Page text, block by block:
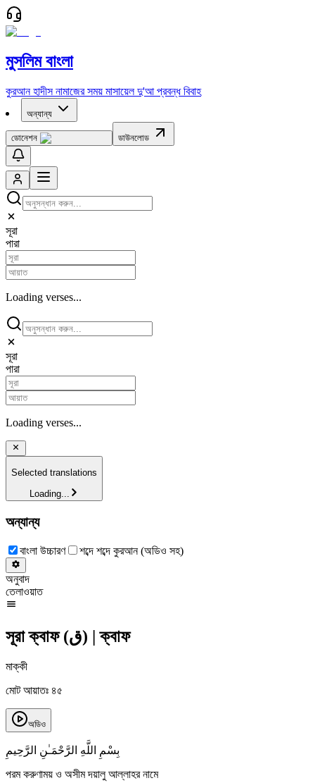
মুসলিম বাংলা
কুরআন হাদীস নামাজের সময় মাসায়েল দু'আ প্রবন্ধ বিবাহ
অন্যান্য
ডোনেশন ডাউনলোড
সূরা
পারা
Loading verses...
সূরা
পারা
Loading verses...
Selected translations
Loading...
অন্যান্য
বাংলা উচ্চারণ শব্দে শব্দে কুরআন (অডিও সহ)
অনুবাদ
তেলাওয়াত
সূরা ক্বাফ(ق) |ক্বাফ
মাক্কী
মোট আয়াতঃ ৪৫
অডিও
بِسْمِ اللَّهِ الرَّحْمَـٰنِ الرَّحِيمِ
পরম করুণাময় ও অসীম দয়ালু আল্লাহর নামে